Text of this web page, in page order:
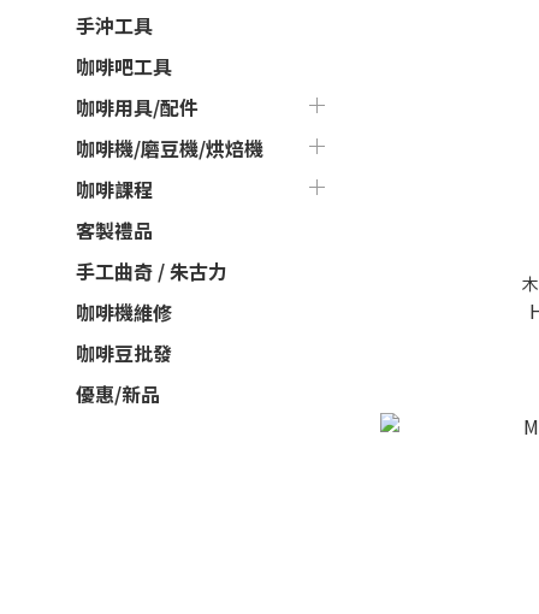
手沖工具
咖啡吧工具
咖啡用具/配件
咖啡機/磨豆機/烘焙機
咖啡課程
客製禮品
手工曲奇 / 朱古力
咖啡機維修
咖啡豆批發
優惠/新品